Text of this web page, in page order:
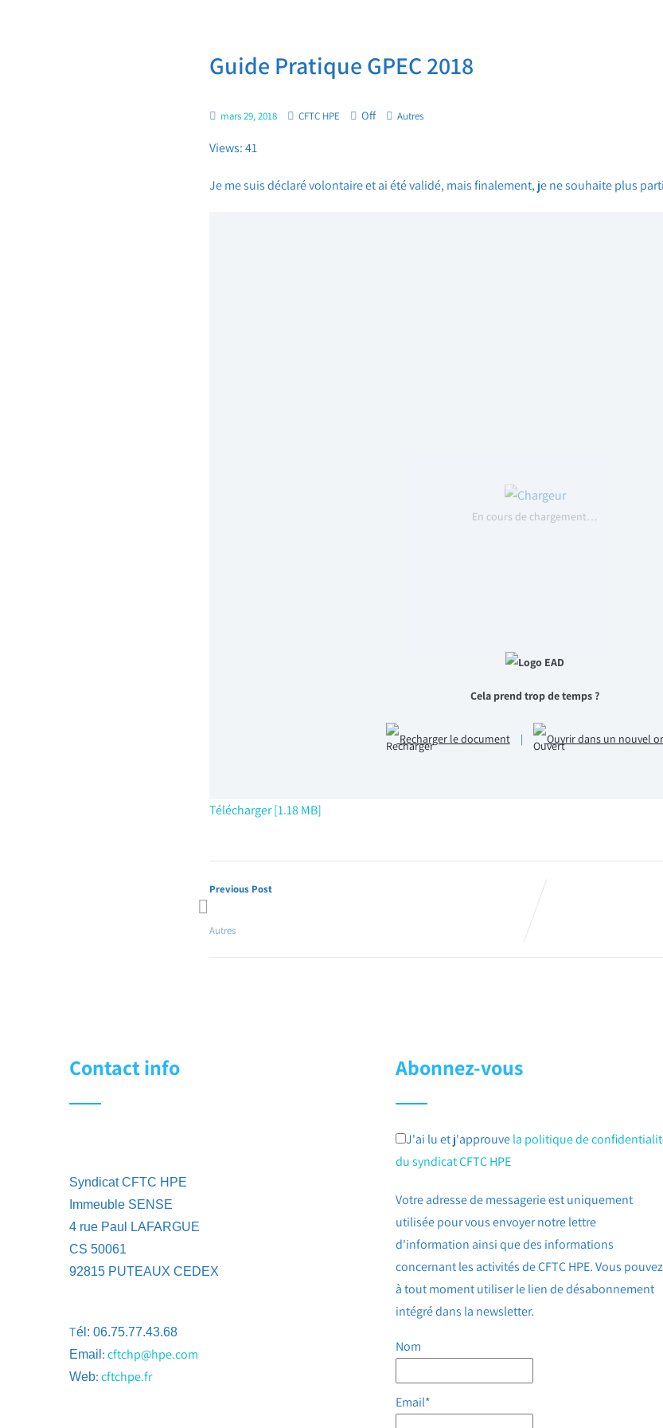
Guide Pratique GPEC 2018
mars 29, 2018 CFTC HPE Off Autres
Views: 41
Je me suis déclaré volontaire et ai été validé, mais finalement, je ne souhaite plus
En cours de chargement…
Cela prend trop de temps ?
Recharger le document | Ouvrir dans un nouvel
Télécharger [1.18 MB]
Previous Post
Autres
Contact info
Syndicat CFTC HPE
Immeuble SENSE
4 rue Paul LAFARGUE
CS 50061
92815 PUTEAUX CEDEX
Tél: 06.75.77.43.68
Email :cftchp@hpe.com
Web:cftchpe.fr
Abonnez-vous
J'ai lu et j'approuvela politique de
du syndicat CFTC HPE
Votre adresse de messagerie est uniquement
utilisée pour vous envoyer notre lettre
d'information ainsi que des informations
concernant les activités de CFTC HPE. Vous pouvez
à tout moment utiliser le lien de désabonnement
intégré dans la newsletter.
Nom
Email*